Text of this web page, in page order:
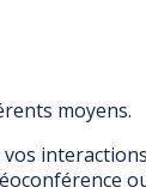
moyens.